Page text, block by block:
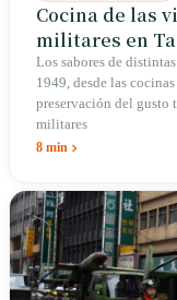
Cocina de las
militares en
Los sabores de
1949, desde las
preservación del gusto
militares
8 min